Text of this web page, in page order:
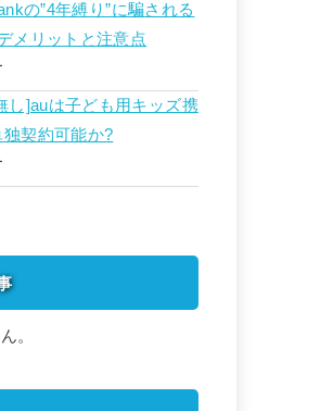
の”4年縛り”に騙される
メリットと注意点
し]auは子ども用キッズ携
契約可能か?
。